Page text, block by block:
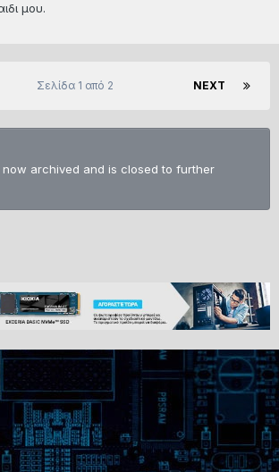
μου.
NEXT
Σελίδα 1 από 2
now archived and is closed to further